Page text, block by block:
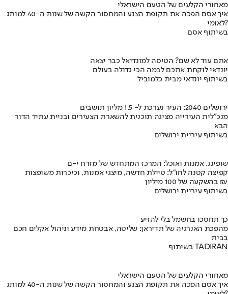
מאחורי הקלעים של הטעם הישראלי
איך אסם הפכה את תקופת הצנע והמחסור הקשה של שנות ה-40 למותג
לאומי?
בשיתוף אסם
אתם עוד לא שם? הטיסה למונדיאל כבר יצאה
יונדאי לוקחת אתכם לבמה הכי גדולה בעולם
בשיתוף יונדאי מבית כלמוביל
ירושלים 2040: העיר נערכת ל- 1.5 מליון תושבים
מנכ"לית העירייה מציגה תוכנית להשארת הצעירים ובניית עתיד הדור
הבא
בשיתוף עיריית ירושלים
שופינג, אמנות ואוכל: המרכז המתחדש של מזרח י-ם
קפיצה קטנה לחו"ל: טיילת חדשה, מיצגי אמנות, וכיכרות משופצות
בהשקעה של 100 מיליון ₪
בשיתוף עיריית ירושלים
כך תחסכו בחשמל בלי להזיע
מהפכת האנרגיה של תדיראן: שליטה, אבטחת מידע וניהול אקלים חכם
בבית
בשיתוף TADIRAN
מאחורי הקלעים של הטעם הישראלי
איך אסם הפכה את תקופת הצנע והמחסור הקשה של שנות ה-40 למותג